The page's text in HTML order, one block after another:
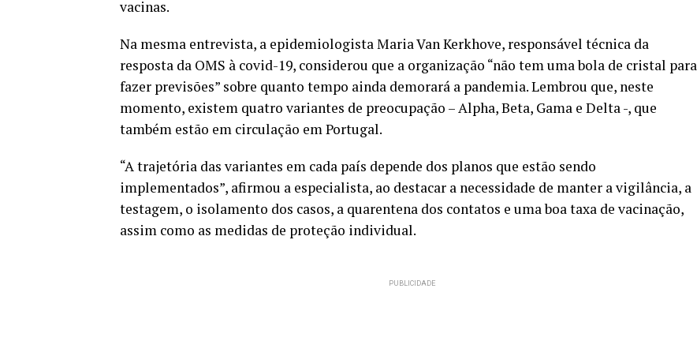
vacinas.
Na mesma entrevista, a epidemiologista Maria Van Kerkhove, responsável técnica da
resposta da OMS à covid-19, considerou que a organização “não tem uma bola de cristal para
fazer previsões” sobre quanto tempo ainda demorará a pandemia. Lembrou que, neste
momento, existem quatro variantes de preocupação – Alpha, Beta, Gama e Delta -, que
também estão em circulação em Portugal.
“A trajetória das variantes em cada país depende dos planos que estão sendo
implementados”, afirmou a especialista, ao destacar a necessidade de manter a vigilância, a
testagem, o isolamento dos casos, a quarentena dos contatos e uma boa taxa de vacinação,
assim como as medidas de proteção individual.